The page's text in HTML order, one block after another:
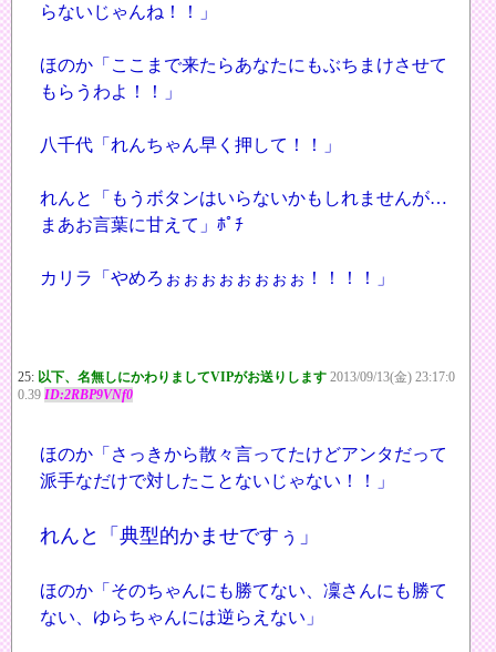
らないじゃんね！！」
ほのか「ここまで来たらあなたにもぶちまけさせて
もらうわよ！！」
八千代「れんちゃん早く押して！！」
れんと「もうボタンはいらないかもしれませんが…
まあお言葉に甘えて」ﾎﾟﾁ
カリラ「やめろぉぉぉぉぉぉぉぉ！！！！」
25: 以下、名無しにかわりましてVIPがお送りします 2013/09/13(金) 23:17:0
0.39 ID:2RBP9VNf0
ほのか「さっきから散々言ってたけどアンタだって
派手なだけで対したことないじゃない！！」
れんと「典型的かませですぅ」
ほのか「そのちゃんにも勝てない、凜さんにも勝て
ない、ゆらちゃんには逆らえない」